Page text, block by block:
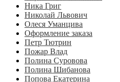
Ника Григ
Николай Львович
Олеся Уманцива
Оформление заказа
Петр Тютрин
Пожар Влад
Полина Суровова
Полина Шибанова
Попова Екатерина